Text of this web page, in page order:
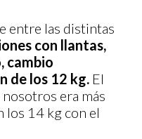
entre las distintas
con llantas,
cambio
de los 12 kg. El
era más
los 14 kg con el